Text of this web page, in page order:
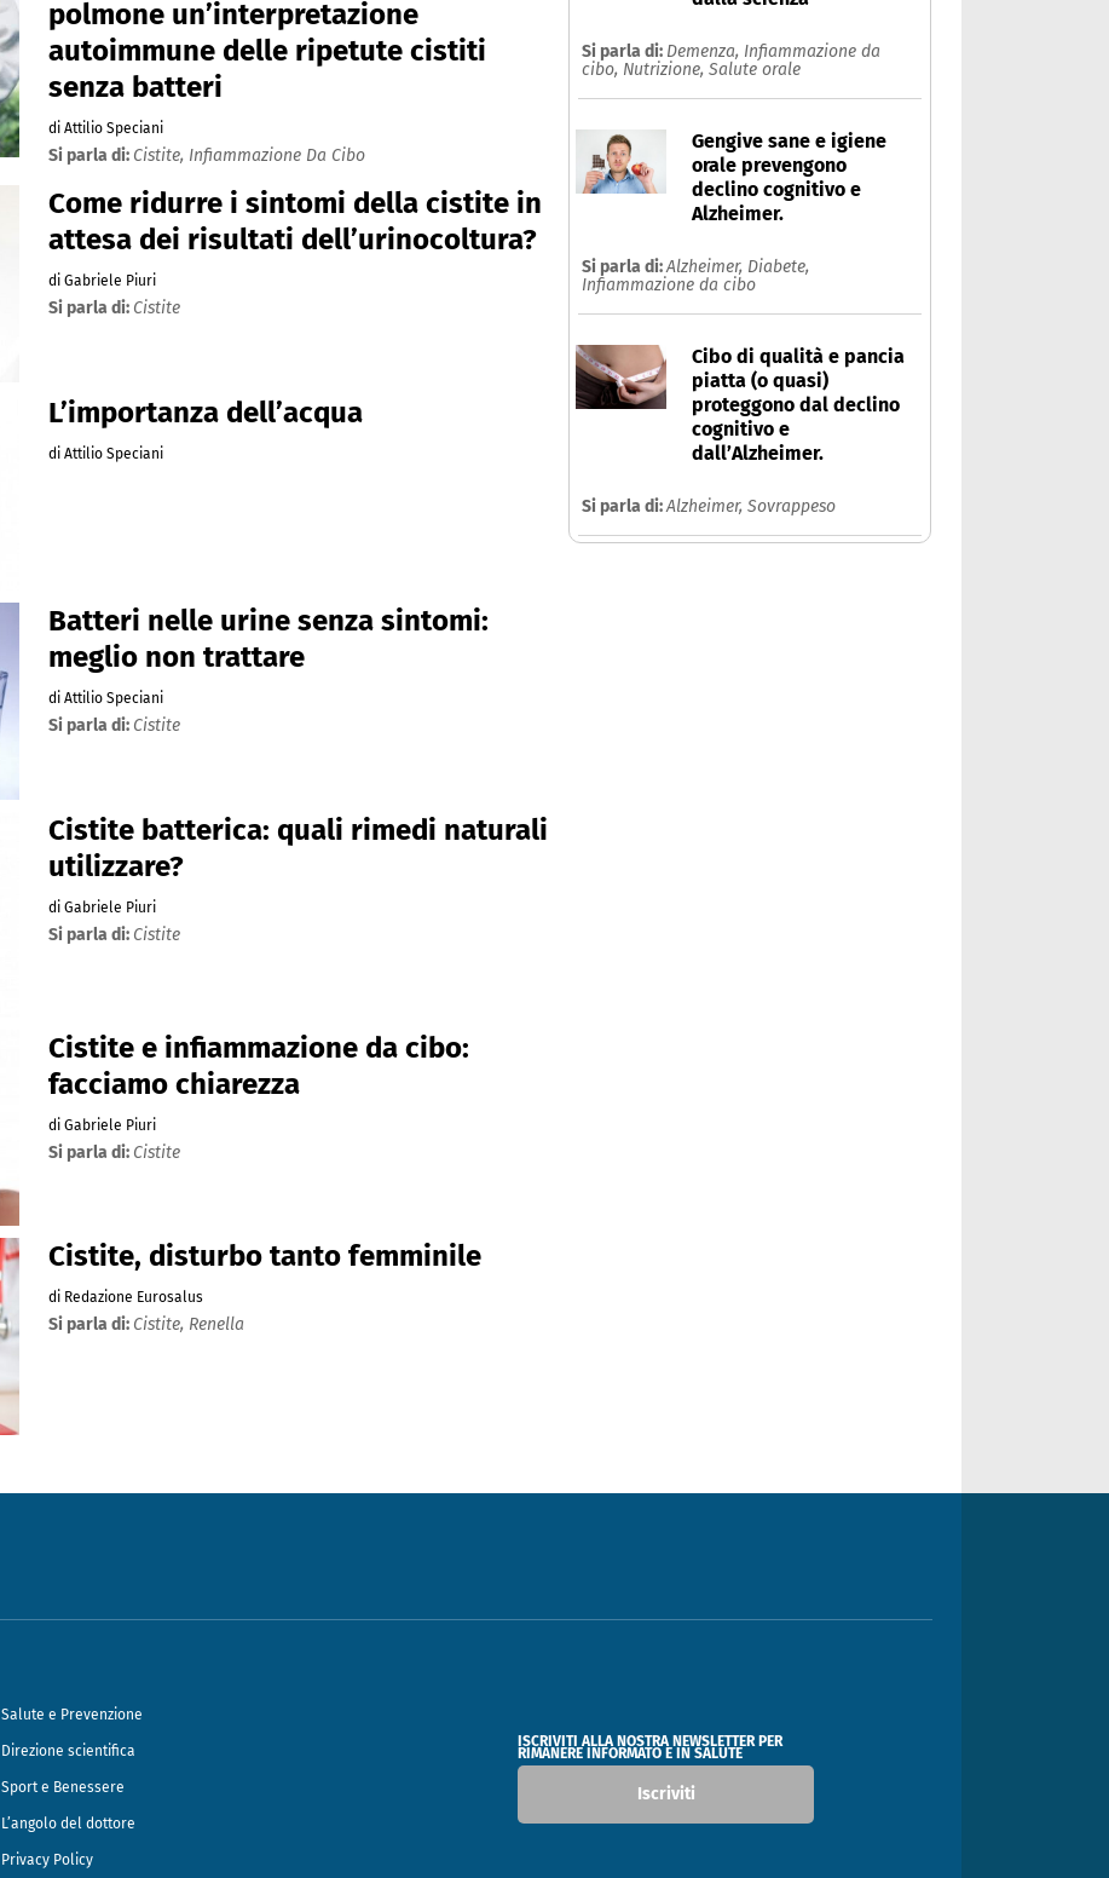
polmone un’interpretazione
autoimmune delle ripetute cistiti
senza batteri
di Attilio Speciani
Si parla di: Cistite, Infiammazione Da Cibo
Come ridurre i sintomi della cistite in
attesa dei risultati dell’urinocoltura?
di Gabriele Piuri
Si parla di: Cistite
L’importanza dell’acqua
di Attilio Speciani
Batteri nelle urine senza sintomi:
meglio non trattare
di Attilio Speciani
Si parla di: Cistite
Cistite batterica: quali rimedi naturali
utilizzare?
di Gabriele Piuri
Si parla di: Cistite
Cistite e infiammazione da cibo:
facciamo chiarezza
di Gabriele Piuri
Si parla di: Cistite
Cistite, disturbo tanto femminile
di Redazione Eurosalus
Si parla di: Cistite, Renella
Si parla di: Demenza, Infiammazione da
cibo, Nutrizione, Salute orale
Gengive sane e igiene
orale prevengono
declino cognitivo e
Alzheimer.
Si parla di:Alzheimer, Diabete,
Infiammazione da cibo
Cibo di qualità e pancia
piatta (o quasi)
proteggono dal declino
cognitivo e
dall’Alzheimer.
Si parla di:Alzheimer, Sovrappeso
Salute e Prevenzione
Direzione scientifica
Sport e Benessere
L’angolo del dottore
Privacy Policy
ISCRIVITI ALLA NOSTRA NEWSLETTER PER
RIMANERE INFORMATO E IN SALUTE
Iscriviti